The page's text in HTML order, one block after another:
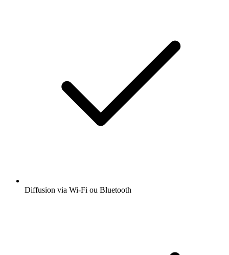
Diffusion via Wi-Fi ou Bluetooth